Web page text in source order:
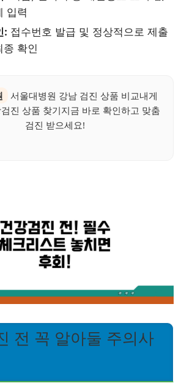
입력
: 접수번호 발급 및 정상적으로 제출
종 확인
서울대병원 강남 검진 상품 비교내게
진 상품 찾기지금 바로 확인하고 맞춤
검진 받으세요!
전 꼭 알아둘 주의사